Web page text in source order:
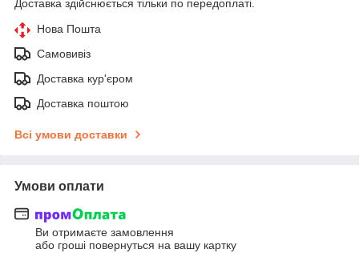
Доставка здійснюється тільки по передоплаті.
Нова Пошта
Самовивіз
Доставка кур'єром
Доставка поштою
Всі умови доставки
Умови оплати
Ви отримаєте замовлення
або гроші повернуться на вашу картку